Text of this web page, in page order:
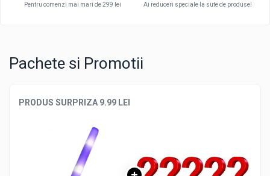
Pentru comenzi mai mari de 299 lei Ai reduceri speciale la sute de produse!
Pachete si Promotii
PRODUS SURPRIZA 9.99 LEI